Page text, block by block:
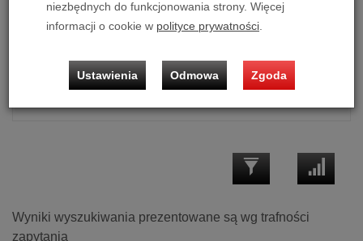
Zworki
Wtyki
Wyniki wyszukiwania prezentowane są wg trafności
zapytania
niezbędnych do funkcjonowania strony. Więcej
informacji o cookie w polityce prywatności.
Ustawienia Odmowa Zgoda